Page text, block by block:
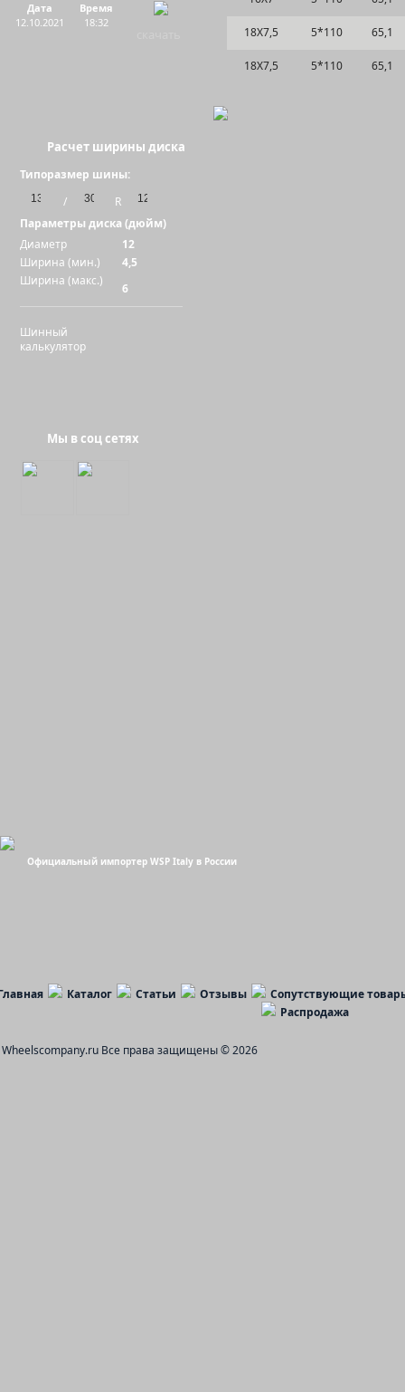
18Х7,5 5*110 65,1
18Х7,5 5*110 65,1
Дата
12.10.2021
Время
18:32
Расчет ширины диска
Типоразмер шины:
/
R
Параметры диска (дюйм)
Диаметр
12
Ширина (мин.)
4,5
Ширина (макс.)
6
Шинный
калькулятор
Мы в соц сетях
Официальный импортер WSP Italy в России
Каталог Статьи Отзывы
Сопутствующие
Распродажа
Wheelscompany.ru Все права защищены © 2026